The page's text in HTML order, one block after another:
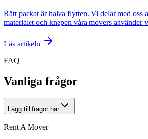
Rätt packat är halva flytten. Vi delar med oss
materialet och knepen våra movers använder
Läs artikeln
FAQ
Vanliga frågor
Lägg till frågor här
Rent A Mover